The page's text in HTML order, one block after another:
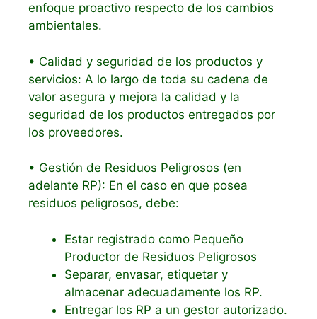
enfoque proactivo respecto de los cambios
ambientales.
• Calidad y seguridad de los productos y
servicios: A lo largo de toda su cadena de
valor asegura y mejora la calidad y la
seguridad de los productos entregados por
los proveedores.
• Gestión de Residuos Peligrosos (en
adelante RP): En el caso en que posea
residuos peligrosos, debe:
Estar registrado como Pequeño
Productor de Residuos Peligrosos
Separar, envasar, etiquetar y
almacenar adecuadamente los RP.
Entregar los RP a un gestor autorizado.